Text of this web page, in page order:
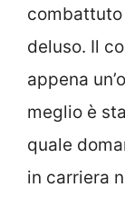
deluso. Il
appena
meglio è
quale
in carriera